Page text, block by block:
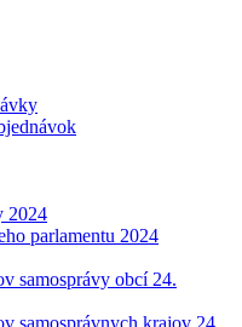
2024
parlamentu 2024
samosprávy obcí 24.
samosprávnych krajov 24.